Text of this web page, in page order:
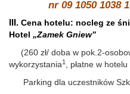
nr 09 1050 1038
III. Cena hotelu: nocleg ze
Hotel „Zamek Gniew”
(260 zł/ doba w pok.2-
wykorzystania1
, płatne w
Parking dla uczestników